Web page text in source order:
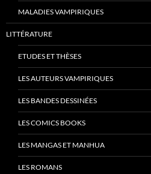
MALADIES VAMPIRIQUES
LITTÉRATURE
ETUDES ET THÈSES
LES AUTEURS VAMPIRIQUES
LES BANDES DESSINÉES
LES COMICS BOOKS
LES MANGAS ET MANHUA
LES ROMANS